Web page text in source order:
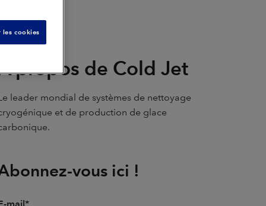
propos de Cold Jet
leader mondial de systèmes de nettoyage
et de production de glace
vous ici !
les cookies